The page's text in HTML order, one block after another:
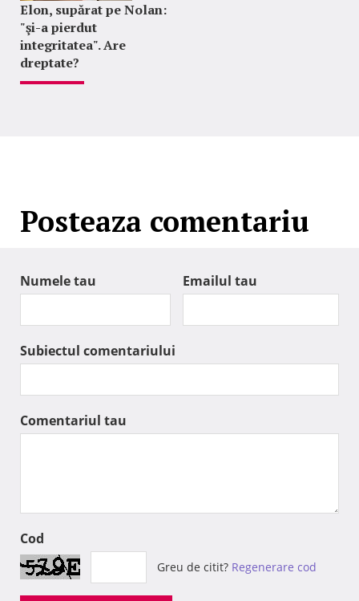
Elon, supărat pe Nolan:
"şi-a pierdut
integritatea". Are
dreptate?
Posteaza comentariu
Numele tau Emailul tau
Subiectul comentariului
Comentariul tau
Cod
Greu de citit? Regenerare cod